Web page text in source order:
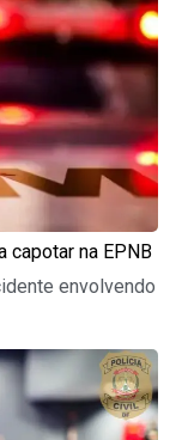
capotar na EPNB
envolvendo